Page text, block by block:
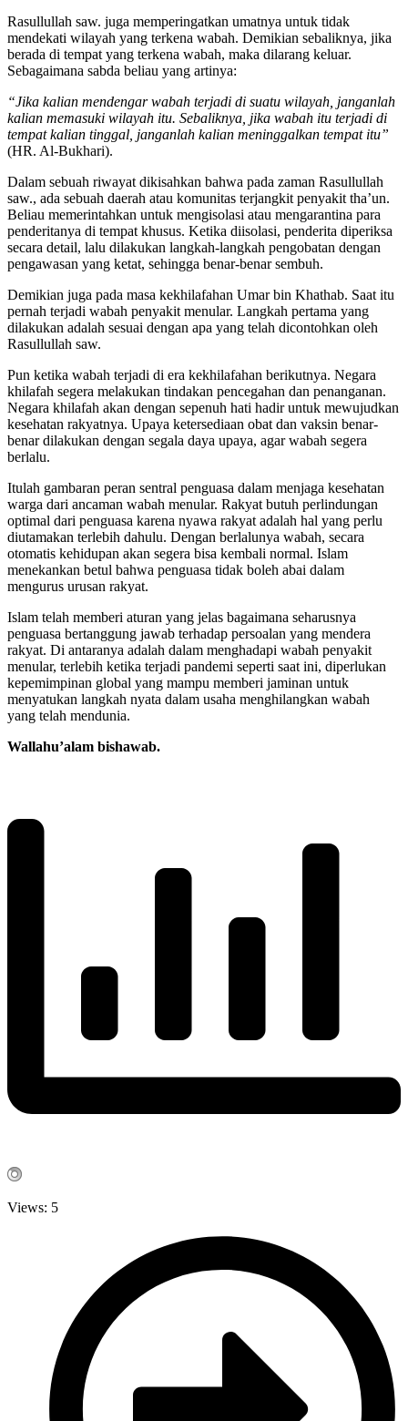
Rasullullah saw. juga memperingatkan umatnya untuk tidak
mendekati wilayah yang terkena wabah. Demikian sebaliknya, jika
berada di tempat yang terkena wabah, maka dilarang keluar.
Sebagaimana sabda beliau yang artinya:
“Jika kalian mendengar wabah terjadi di suatu wilayah, janganlah
kalian memasuki wilayah itu. Sebaliknya, jika wabah itu terjadi di
tempat kalian tinggal, janganlah kalian meninggalkan tempat itu”
(HR. Al-Bukhari).
Dalam sebuah riwayat dikisahkan bahwa pada zaman Rasullullah
saw., ada sebuah daerah atau komunitas terjangkit penyakit tha’un.
Beliau memerintahkan untuk mengisolasi atau mengarantina para
penderitanya di tempat khusus. Ketika diisolasi, penderita diperiksa
secara detail, lalu dilakukan langkah-langkah pengobatan dengan
pengawasan yang ketat, sehingga benar-benar sembuh.
Demikian juga pada masa kekhilafahan Umar bin Khathab. Saat itu
pernah terjadi wabah penyakit menular. Langkah pertama yang
dilakukan adalah sesuai dengan apa yang telah dicontohkan oleh
Rasullullah saw.
Pun ketika wabah terjadi di era kekhilafahan berikutnya. Negara
khilafah segera melakukan tindakan pencegahan dan penanganan.
Negara khilafah akan dengan sepenuh hati hadir untuk mewujudkan
kesehatan rakyatnya. Upaya ketersediaan obat dan vaksin benar-
benar dilakukan dengan segala daya upaya, agar wabah segera
berlalu.
Itulah gambaran peran sentral penguasa dalam menjaga kesehatan
warga dari ancaman wabah menular. Rakyat butuh perlindungan
optimal dari penguasa karena nyawa rakyat adalah hal yang perlu
diutamakan terlebih dahulu. Dengan berlalunya wabah, secara
otomatis kehidupan akan segera bisa kembali normal. Islam
menekankan betul bahwa penguasa tidak boleh abai dalam
mengurus urusan rakyat.
Islam telah memberi aturan yang jelas bagaimana seharusnya
penguasa bertanggung jawab terhadap persoalan yang mendera
rakyat. Di antaranya adalah dalam menghadapi wabah penyakit
menular, terlebih ketika terjadi pandemi seperti saat ini, diperlukan
kepemimpinan global yang mampu memberi jaminan untuk
menyatukan langkah nyata dalam usaha menghilangkan wabah
yang telah mendunia.
Wallahu’alam bishawab.
Views: 5